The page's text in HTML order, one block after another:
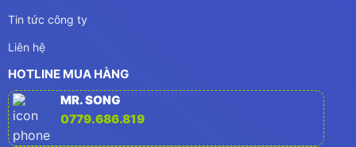
Tin tức công ty
Liên hệ
HOTLINE MUA HÀNG
MR. SONG
0779.686.819